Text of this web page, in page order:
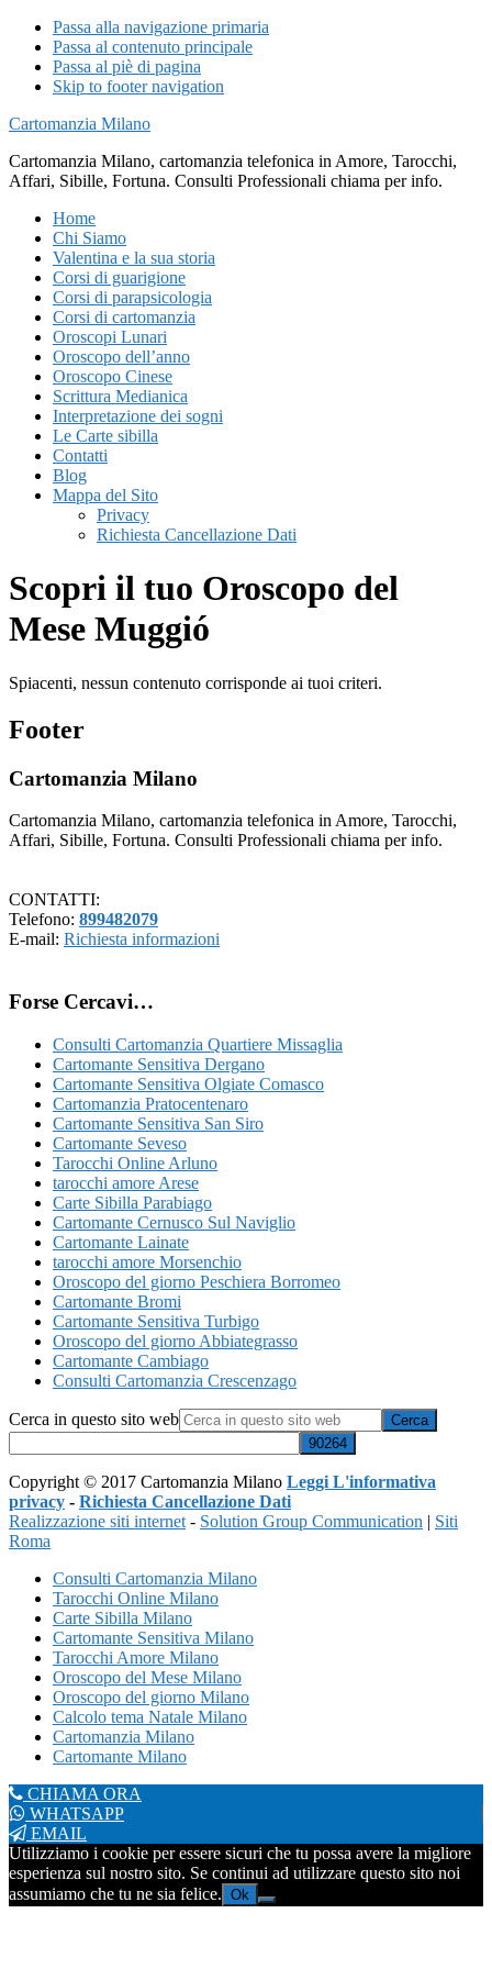
Passa alla navigazione primaria
Passa al contenuto principale
Passa al piè di pagina
Skip to footer navigation
Cartomanzia Milano
Cartomanzia Milano, cartomanzia telefonica in Amore, Tarocchi,
Affari, Sibille, Fortuna. Consulti Professionali chiama per info.
Home
Chi Siamo
Valentina e la sua storia
Corsi di guarigione
Corsi di parapsicologia
Corsi di cartomanzia
Oroscopi Lunari
Oroscopo dell’anno
Oroscopo Cinese
Scrittura Medianica
Interpretazione dei sogni
Le Carte sibilla
Contatti
Blog
Mappa del Sito
Privacy
Richiesta Cancellazione Dati
Scopri il tuo Oroscopo del
Mese Muggió
Spiacenti, nessun contenuto corrisponde ai tuoi criteri.
Footer
Cartomanzia Milano
Cartomanzia Milano, cartomanzia telefonica in Amore, Tarocchi,
Affari, Sibille, Fortuna. Consulti Professionali chiama per info.
CONTATTI:
Telefono: 899482079
E-mail: Richiesta informazioni
Forse Cercavi…
Consulti Cartomanzia Quartiere Missaglia
Cartomante Sensitiva Dergano
Cartomante Sensitiva Olgiate Comasco
Cartomanzia Pratocentenaro
Cartomante Sensitiva San Siro
Cartomante Seveso
Tarocchi Online Arluno
tarocchi amore Arese
Carte Sibilla Parabiago
Cartomante Cernusco Sul Naviglio
Cartomante Lainate
tarocchi amore Morsenchio
Oroscopo del giorno Peschiera Borromeo
Cartomante Bromi
Cartomante Sensitiva Turbigo
Oroscopo del giorno Abbiategrasso
Cartomante Cambiago
Consulti Cartomanzia Crescenzago
Cerca in questo sito web
Copyright © 2017 Cartomanzia Milano Leggi L'informativa
privacy - Richiesta Cancellazione Dati
Realizzazione siti internet - Solution Group Communication | Siti
Roma
Consulti Cartomanzia Milano
Tarocchi Online Milano
Carte Sibilla Milano
Cartomante Sensitiva Milano
Tarocchi Amore Milano
Oroscopo del Mese Milano
Oroscopo del giorno Milano
Calcolo tema Natale Milano
Cartomanzia Milano
Cartomante Milano
CHIAMA ORA
WHATSAPP
EMAIL
Utilizziamo i cookie per essere sicuri che tu possa avere la migliore
esperienza sul nostro sito. Se continui ad utilizzare questo sito noi
assumiamo che tu ne sia felice. Ok